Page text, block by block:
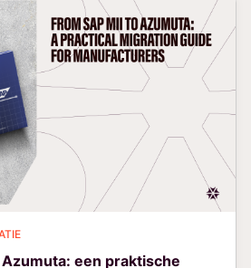
Azumuta: een praktische